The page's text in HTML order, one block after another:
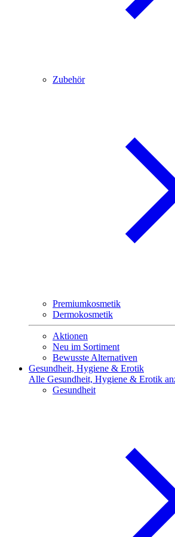
Zubehör
Premiumkosmetik
Dermokosmetik
Aktionen
Neu im Sortiment
Bewusste Alternativen
Gesundheit, Hygiene & Erotik
Alle Gesundheit, Hygiene & Erotik
Gesundheit